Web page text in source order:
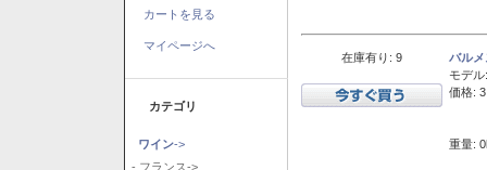
カートを見る
マイページへ
カテゴリ
ワイン->
- フランス->
在庫有り: 9
バル
モデル:
価格:
重量: